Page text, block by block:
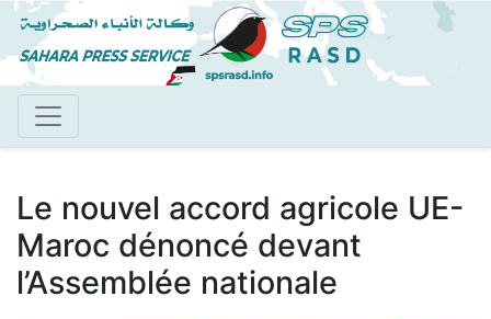
Aller
au
contenu
Le nouvel accord agricole UE-
Maroc dénoncé devant
l’Assemblée nationale